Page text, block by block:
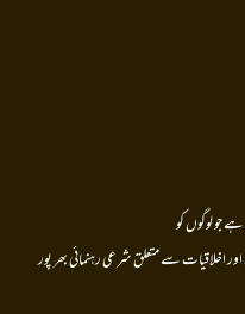
جو لوگوں کو
اخلاقیات سے متعلق شرعی رہنمائی بھر پور